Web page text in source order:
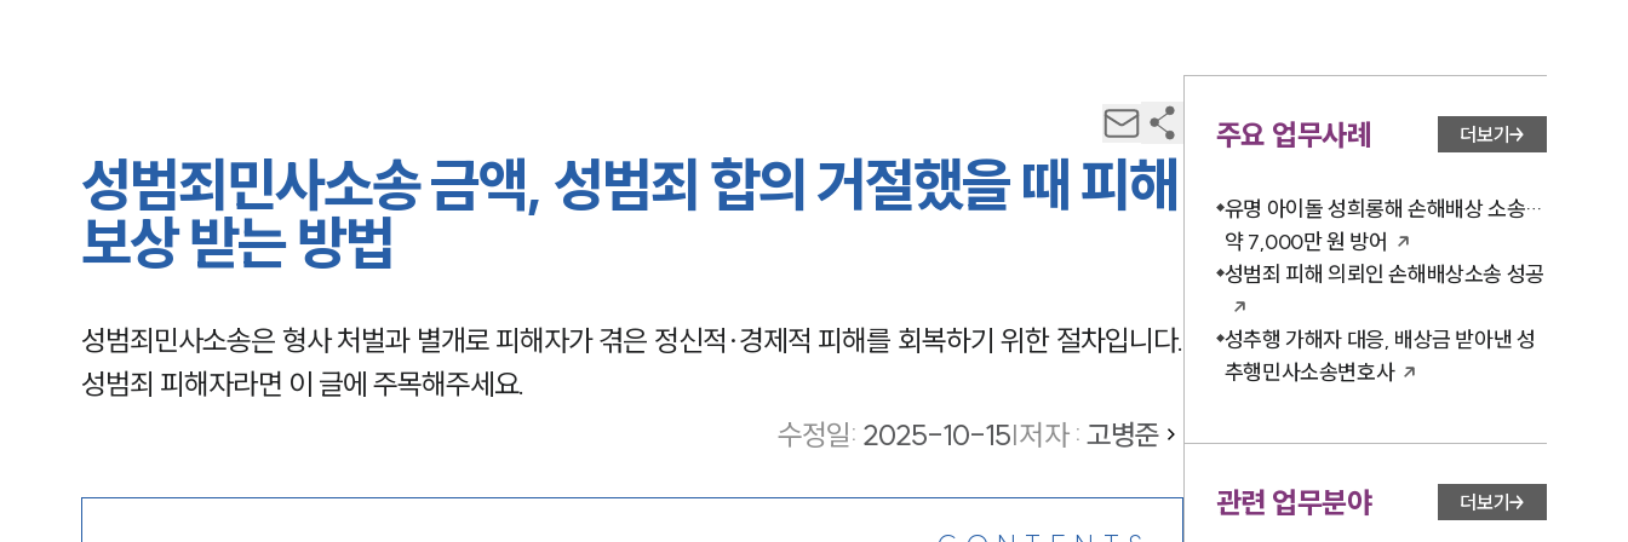
성범죄민사소송 금액, 성범죄 합의 거절했을 때 피해
보상 받는 방법
성범죄민사소송은 형사 처벌과 별개로 피해자가 겪은 정신적·경제적 피해를 회복하기 위한 절차입니다.
성범죄 피해자라면 이 글에 주목해주세요.
수정일: 2025-10-15|저자 : 고병준
주요 업무사례 더보기
유명 아이돌 성희롱해 손해배상 소송…
약 7,000만 원 방어
성범죄 피해 의뢰인 손해배상소송 성공
성추행 가해자 대응, 배상금 받아낸 성
추행민사소송변호사
관련 업무분야 더보기